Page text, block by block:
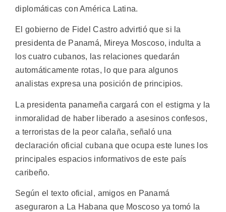
diplomáticas con América Latina.
El gobierno de Fidel Castro advirtió que si la
presidenta de Panamá, Mireya Moscoso, indulta a
los cuatro cubanos, las relaciones quedarán
automáticamente rotas, lo que para algunos
analistas expresa una posición de principios.
La presidenta panameña cargará con el estigma y la
inmoralidad de haber liberado a asesinos confesos,
a terroristas de la peor calaña, señaló una
declaración oficial cubana que ocupa este lunes los
principales espacios informativos de este país
caribeño.
Según el texto oficial, amigos en Panamá
aseguraron a La Habana que Moscoso ya tomó la